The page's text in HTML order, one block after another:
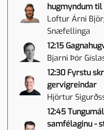
hugmyndum
Loftur Árni
Snæfellinga
12:15
Bjarni Þór
12:30 Fyrstu
gervigreindar
Hjörtur
12:45
samfélaginu -